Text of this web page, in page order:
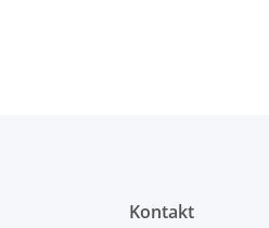
Kontakt